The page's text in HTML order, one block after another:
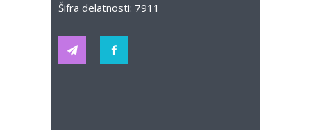
Šifra delatnosti: 7911